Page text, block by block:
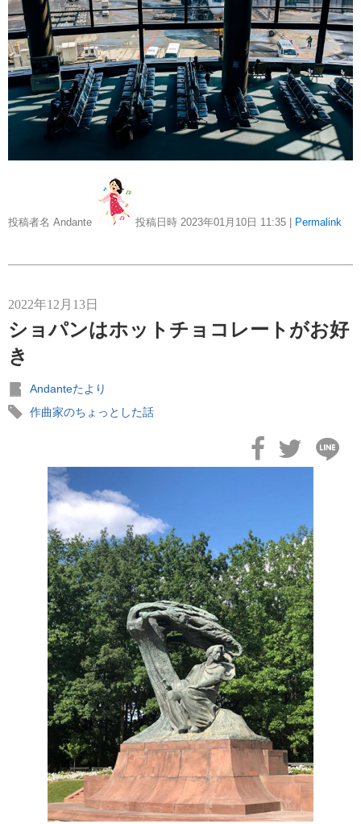
投稿者名 Andante 投稿日時 2023年01月10日 11:35 Permalink
2022年12月13日
ショパンはホットチョコレートがお好
き
Andanteたより
作曲家のちょっとした話